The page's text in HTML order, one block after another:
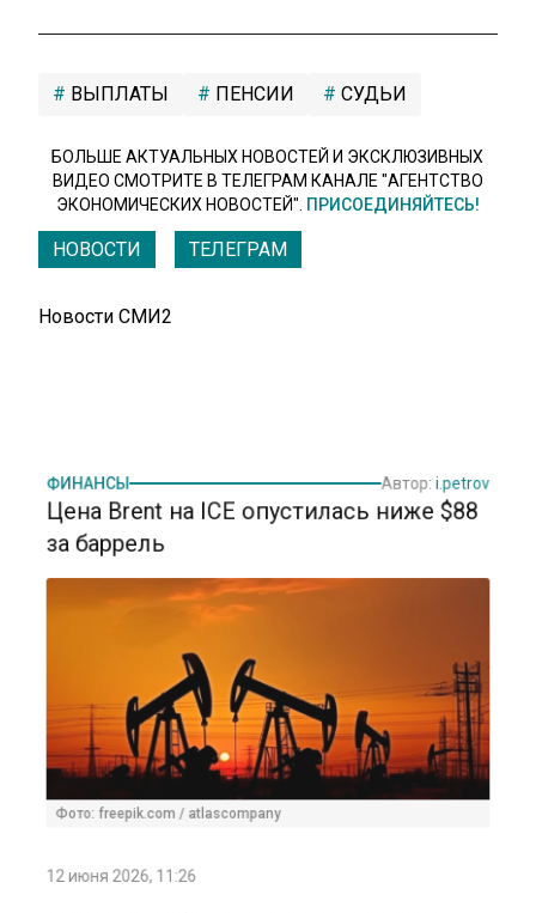
ВЫПЛАТЫ ПЕНСИИ СУДЬИ
БОЛЬШЕ АКТУАЛЬНЫХ НОВОСТЕЙ И ЭКСКЛЮЗИВНЫХ
ВИДЕО СМОТРИТЕ В ТЕЛЕГРАМ КАНАЛЕ "АГЕНТСТВО
ЭКОНОМИЧЕСКИХ НОВОСТЕЙ". ПРИСОЕДИНЯЙТЕСЬ!
НОВОСТИ ТЕЛЕГРАМ
Новости СМИ2
за баррель
Фото: freepik.com / atlascompany